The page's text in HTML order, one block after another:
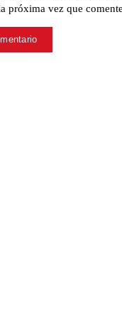
próxima vez que